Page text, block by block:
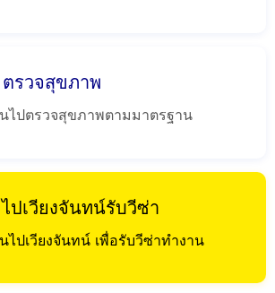
รวจสุขภาพ
ไปตรวจสุขภาพตามมาตรฐาน
ปเวียงจันทน์รับวีซ่า
ไปเวียงจันทน์ เพื่อรับวีซ่าทำงาน